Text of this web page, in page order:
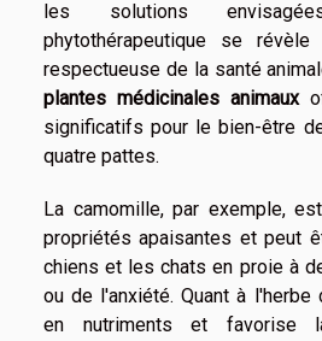
les solutions
phytothérapeutique se
respectueuse de la santé
plantes médicinales animaux
significatifs pour le bien-être
quatre pattes.
La camomille, par exemple,
propriétés apaisantes et peut
chiens et les chats en proie à
ou de l'anxiété. Quant à
en nutriments et favorise